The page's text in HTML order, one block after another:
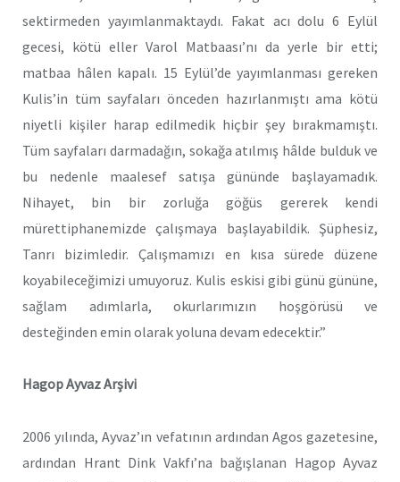
sektirmeden yayımlanmaktaydı. Fakat acı dolu 6 Eylül
gecesi, kötü eller Varol Matbaası’nı da yerle bir etti;
matbaa hâlen kapalı. 15 Eylül’de yayımlanması gereken
Kulis’in tüm sayfaları önceden hazırlanmıştı ama kötü
niyetli kişiler harap edilmedik hiçbir şey bırakmamıştı.
Tüm sayfaları darmadağın, sokağa atılmış hâlde bulduk ve
bu nedenle maalesef satışa gününde başlayamadık.
Nihayet, bin bir zorluğa göğüs gererek kendi
mürettiphanemizde çalışmaya başlayabildik. Şüphesiz,
Tanrı bizimledir. Çalışmamızı en kısa sürede düzene
koyabileceğimizi umuyoruz. Kulis eskisi gibi günü gününe,
sağlam adımlarla, okurlarımızın hoşgörüsü ve
desteğinden emin olarak yoluna devam edecektir.”
Hagop Ayvaz Arşivi
2006 yılında, Ayvaz’ın vefatının ardından Agos gazetesine,
ardından Hrant Dink Vakfı’na bağışlanan Hagop Ayvaz